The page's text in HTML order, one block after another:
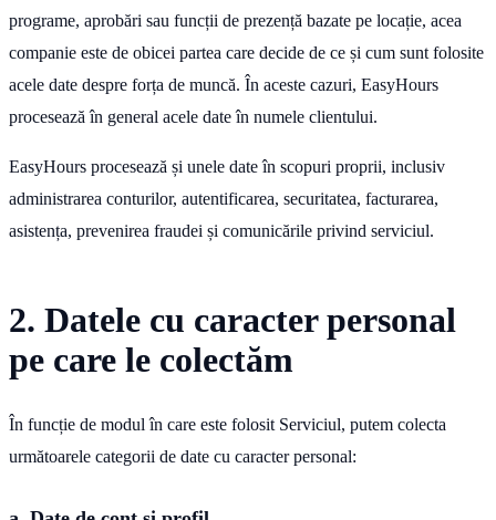
programe, aprobări sau funcții de prezență bazate pe locație, acea
companie este de obicei partea care decide de ce și cum sunt folosite
acele date despre forța de muncă. În aceste cazuri, EasyHours
procesează în general acele date în numele clientului.
EasyHours procesează și unele date în scopuri proprii, inclusiv
administrarea conturilor, autentificarea, securitatea, facturarea,
asistența, prevenirea fraudei și comunicările privind serviciul.
2. Datele cu caracter personal
pe care le colectăm
În funcție de modul în care este folosit Serviciul, putem colecta
următoarele categorii de date cu caracter personal: